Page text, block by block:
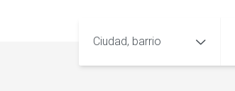
Ciudad, barrio